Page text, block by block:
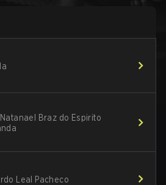
Braz do Espirito
Leal Pacheco